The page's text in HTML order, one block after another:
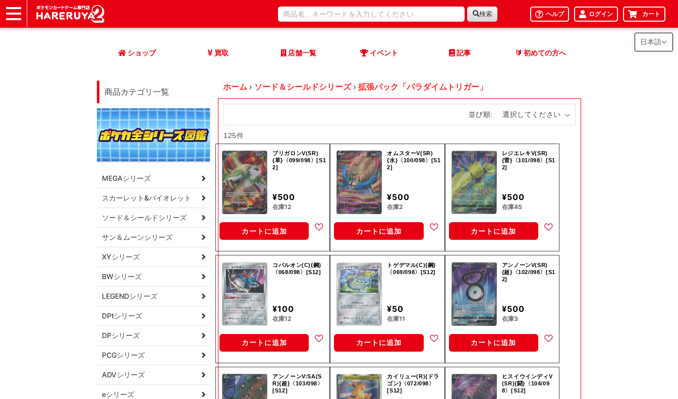
検索 ヘルプ ログイン カート
ショップ 買取 店舗一覧 イベント 記事 🔰 初めての方へ
商品カテゴリ一覧
MEGAシリーズ
スカーレット&バイオレット
ソード＆シールドシリーズ
サン＆ムーンシリーズ
XYシリーズ
BWシリーズ
LEGENDシリーズ
DPtシリーズ
DPシリーズ
PCGシリーズ
ADVシリーズ
eシリーズ
ホーム › ソード＆シールドシリーズ › 拡張パック「パラダイムトリガー」
並び順:
125件
ブリガロンV(SR)
{草}〈099/098〉[S1
2]
¥500
在庫12
カートに追加
オムスターV(SR)
{水}〈100/098〉[S1
2]
¥500
在庫2
カートに追加
レジエレキV(SR)
{雷}〈101/098〉[S1
2]
¥500
在庫45
カートに追加
コバルオン(C){鋼}
〈068/098〉[S12]
¥100
在庫12
カートに追加
トゲデマル(C){鋼}
〈069/098〉[S12]
¥50
在庫11
カートに追加
アンノーンV(SR)
{超}〈102/098〉[S1
2]
¥500
在庫3
カートに追加
アンノーンV:SA(S
R){超}〈103/098〉
[S12]
カイリュー(R){ドラ
ゴン}〈072/098〉
[S12]
ヒスイウインディV
(SR){闘}〈104/09
8〉[S12]
日本語